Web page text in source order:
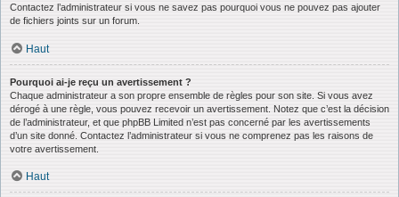
Contactez l’administrateur si vous ne savez pas pourquoi vous ne pouvez pas ajouter
de fichiers joints sur un forum.
Haut
Pourquoi ai-je reçu un avertissement ?
Chaque administrateur a son propre ensemble de règles pour son site. Si vous avez
dérogé à une règle, vous pouvez recevoir un avertissement. Notez que c’est la décision
de l’administrateur, et que phpBB Limited n’est pas concerné par les avertissements
d’un site donné. Contactez l’administrateur si vous ne comprenez pas les raisons de
votre avertissement.
Haut